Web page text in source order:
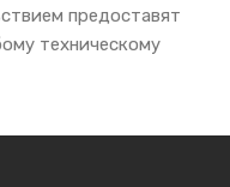
предоставят
техническому